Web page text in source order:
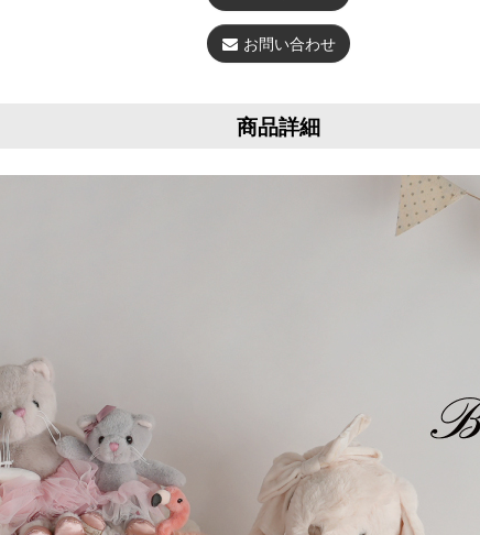
お問い合わせ
商品詳細